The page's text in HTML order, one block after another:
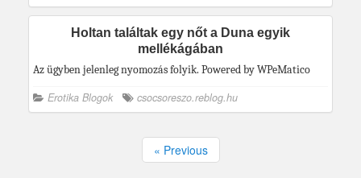
Holtan találtak egy nőt a Duna egyik
mellékágában
Az ügyben jelenleg nyomozás folyik. Powered by WPeMatico
Erotika Blogok csocsoreszo.reblog.hu
« Previous